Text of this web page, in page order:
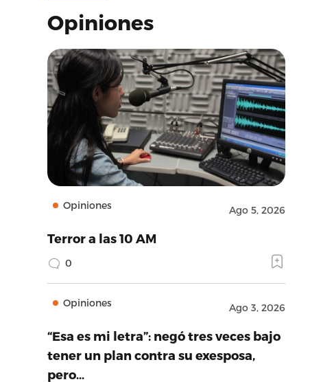
Opiniones
Opiniones Ago 5, 2026
Terror a las 10 AM
0
Opiniones Ago 3, 2026
“Esa es mi letra”: negó tres veces bajo
tener un plan contra su exesposa,
pero…